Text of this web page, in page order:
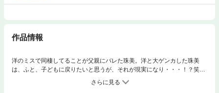
作品情報
洋のミスで同棲してることが父親にバレた珠美。洋と大ゲンカした珠美
は、ふと、子どもに戻りたいと思うが、それが現実になり・・・！？笑い
と人情の機微を描いた傑作短編集です。